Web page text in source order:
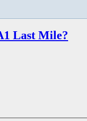
Last Mile?